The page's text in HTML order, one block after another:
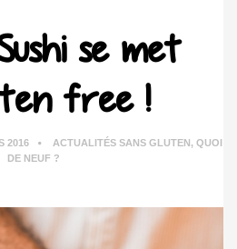
se met
free !
2016 ACTUALITÉS SANS GLUTEN, QUOI
DE NEUF ?